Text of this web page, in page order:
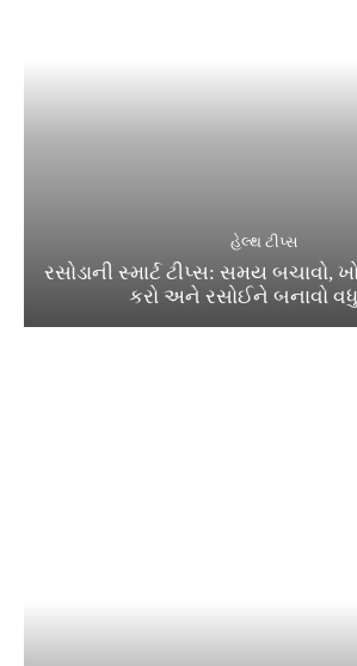
હેલ્થ ટીપ્સ
રસોડાની સ્માર્ટ ટીપ્સ: સમય બચાવો,
કરો અને રસોઈને બનાવો